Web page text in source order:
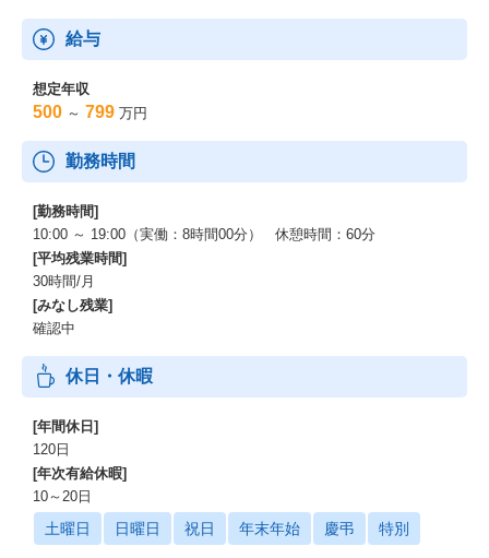
給与
想定年収
500 ～ 799 万円
勤務時間
[勤務時間]
10:00 ～ 19:00（実働：8時間00分） 休憩時間：60分
[平均残業時間]
30時間/月
[みなし残業]
確認中
休日・休暇
[年間休日]
120日
[年次有給休暇]
10～20日
土曜日 日曜日 祝日 年末年始 慶弔 特別